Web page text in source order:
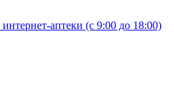
аптеки (с 9:00 до 18:00)